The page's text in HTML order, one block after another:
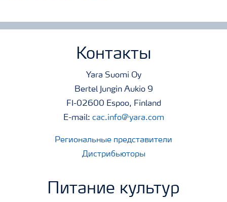
Контакты
Yara Suomi Oy
Bertel Jungin Aukio 9
FI-02600 Espoo, Finland
E-mail: cac.info@yara.com
Региональные представители
Дистрибьюторы
Питание культур